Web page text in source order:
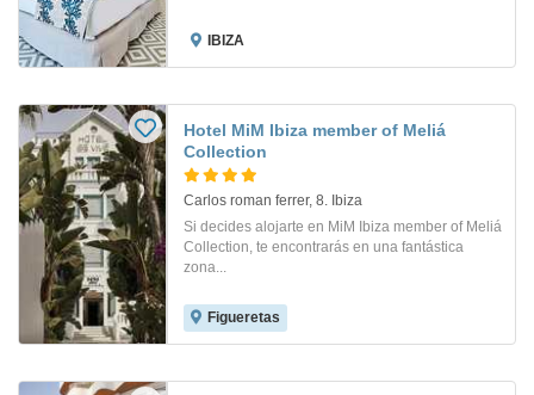
IBIZA
Hotel MiM Ibiza member of Meliá
Collection
Carlos roman ferrer, 8. Ibiza
Si decides alojarte en MiM Ibiza member of Meliá
Collection, te encontrarás en una fantástica
zona...
Figueretas